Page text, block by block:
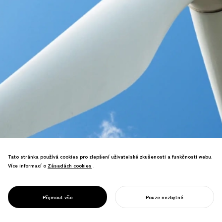
PROJECT
E.CYCLE
cirkulární energetický systém v rámci
místních komunit.
Tato stránka používá cookies pro zlepšení uživatelské zkušenosti a funkčnosti webu.
Více informací o Zásadách cookies
Zásadách cookies .
Přijmout vše Pouze nezbytné